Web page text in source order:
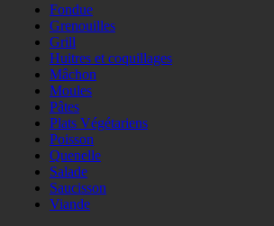
Fondue
Grenouilles
Grill
Huitres et coquillages
Mâchon
Moules
Pâtes
Plats Végétariens
Poisson
Quenelle
Salade
Saucisson
Viande